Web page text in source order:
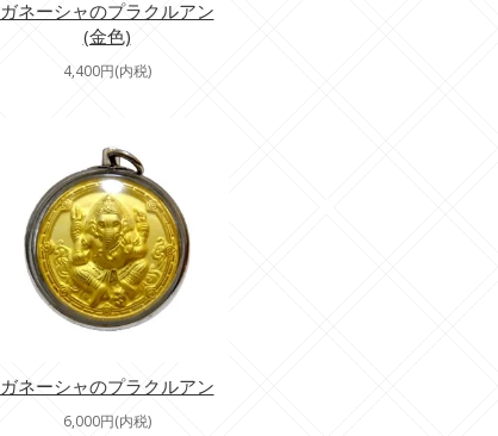
ガネーシャのプラクルアン
(金色)
4,400円(内税)
ガネーシャのプラクルアン
6,000円(内税)